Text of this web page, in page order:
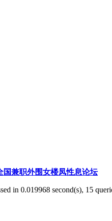
国兼职外围女楼凤性息论坛
in 0.019968 second(s), 15